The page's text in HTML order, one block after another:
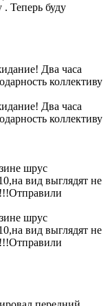
. Теперь буду
Два часа
коллективу
Два часа
коллективу
шрус
вид выглядят не
шрус
вид выглядят не